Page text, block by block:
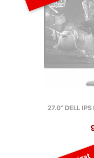
27.0” DELL